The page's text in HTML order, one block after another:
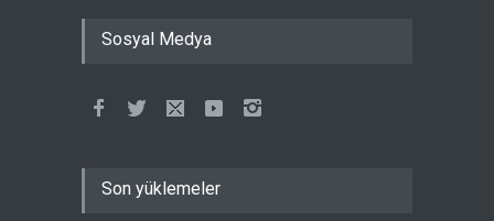
Sosyal Medya
Son yüklemeler